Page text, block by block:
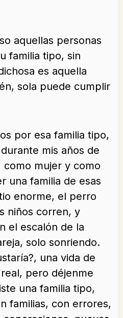
aquellas personas
familia tipo, sin
es aquella
sola puede cumplir
por esa familia tipo,
mis años de
como mujer y como
una familia de esas
enorme, el perro
niños corren, y
el escalón de la
solo sonriendo.
una vida de
pero déjenme
una familia tipo,
familias, con errores,